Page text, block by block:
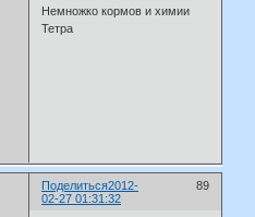
Немножко кормов и химии
Тетра
Поделиться 89
2012-
02-27 01:31:32